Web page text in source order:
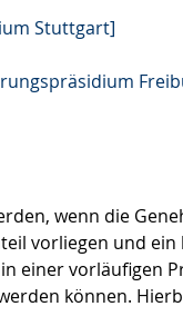
Stuttgart]
wenn die
vorliegen und ein
einer vorläufigen
können.